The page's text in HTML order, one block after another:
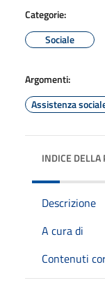
Categorie:
Sociale
Argomenti:
Assistenza
INDICE DELLA
Descrizione
A cura di
Contenuti